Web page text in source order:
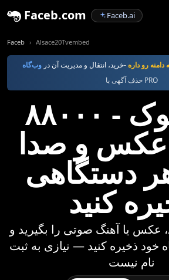
Faceb.com Faceb.ai
Faceb Alsace20Tvembed
دامنه رو داره-خرید، انتقال و مدیریت آن در
حذف آگهی با PRO
فیس‌بوک - ۸۸۰۰۰
عکس و صدا
دستگاهی
کنید
هر ویدئوی ۸۸۰۰۰، عکس یا آهنگ صوتی را بگیرید و
خود ذخیره کنید — نیازی به ثبت
نام نیست